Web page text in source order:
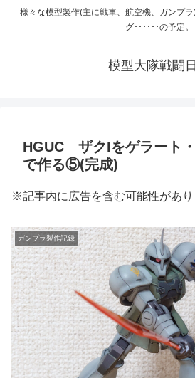
様々な模型製作(主に戦車、航空機、ガンプ
グ･･････の予定。
模型大隊戦闘
HGUC ザクIをゲラート
で作る⑤(完成)
※記事内に広告を含む可能性があり
ガンプラ製作記録